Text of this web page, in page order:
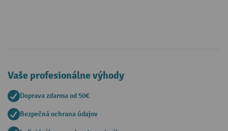
Vaše profesionálne výhody
Doprava zdarma od 50€
Bezpečná ochrana údajov